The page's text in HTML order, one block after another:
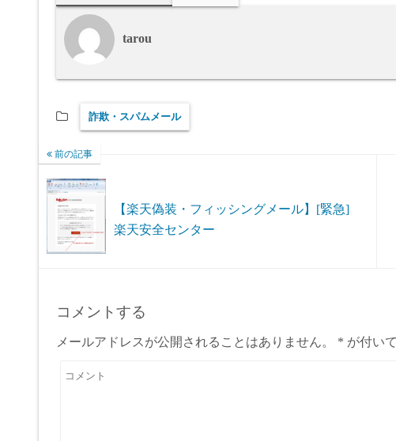
tarou
詐欺・スパムメール
前の記事
【楽天偽装・フィッシングメール】[緊急]
楽天安全センター
コメントする
メールアドレスが公開されることはありません。 * が付い